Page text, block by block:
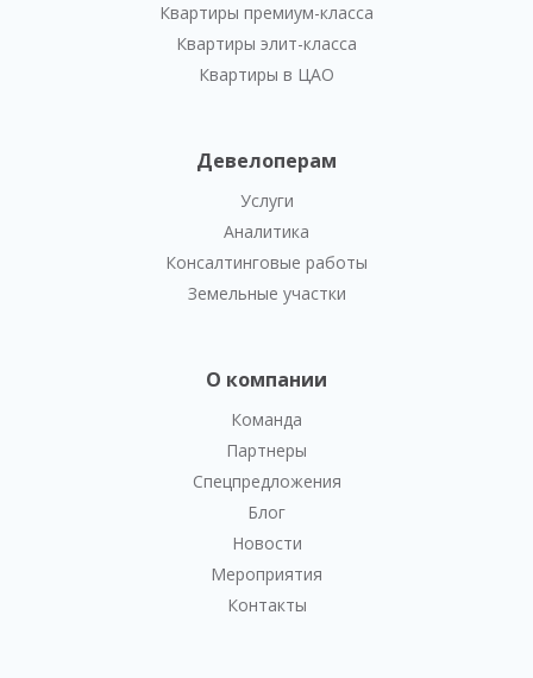
Квартиры премиум-класса
Квартиры элит-класса
Квартиры в ЦАО
Девелоперам
Услуги
Аналитика
Консалтинговые работы
Земельные участки
О компании
Команда
Партнеры
Спецпредложения
Блог
Новости
Мероприятия
Контакты